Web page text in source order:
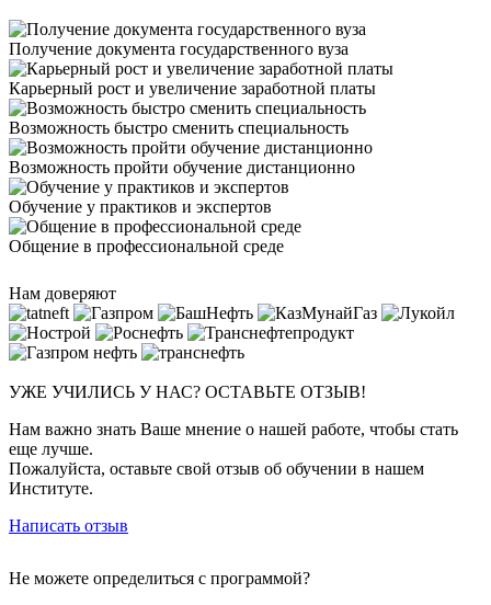
Получение документа государственного вуза
Карьерный рост и увеличение заработной платы
Возможность быстро сменить специальность
Возможность пройти обучение дистанционно
Обучение у практиков и экспертов
Общение в профессиональной среде
Нам доверяют
УЖЕ УЧИЛИСЬ У НАС? ОСТАВЬТЕ ОТЗЫВ!
Нам важно знать Ваше мнение о нашей работе, чтобы стать
еще лучше.
Пожалуйста, оставьте свой отзыв об обучении в нашем
Институте.
Написать отзыв
Не можете определиться с программой?